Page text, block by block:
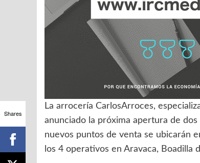
La arrocería CarlosArroces,
anunciado la próxima apertura de
nuevos puntos de venta se ubicarán
los 4 operativos en Aravaca, Boadilla
Shares